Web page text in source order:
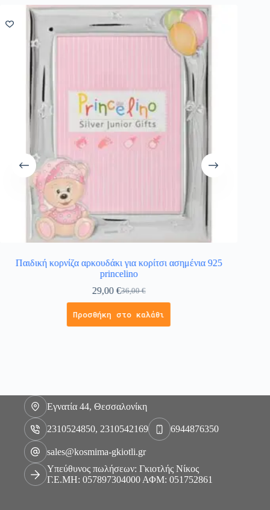
Παιδική κορνίζα αρκουδάκι για κορίτσι ασημένια 925
princelino
36,00€
29,00 €
Προσθήκη στο καλάθι
Εγνατία 44, Θεσσαλονίκη
2310524850, 2310542169 6944876350
sales@kosmima-gkiotli.gr
Υπεύθυνος πωλήσεων: Γκιοτλής Νίκος
Γ.Ε.ΜΗ: 057897304000 ΑΦΜ: 051752861